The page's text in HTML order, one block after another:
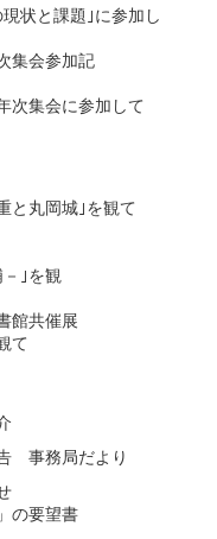
状と課題｣に参加し
次集会参加記
年次集会に参加して
重と丸岡城｣を観て
｣を観
館共催展
て
事務局だより
の要望書